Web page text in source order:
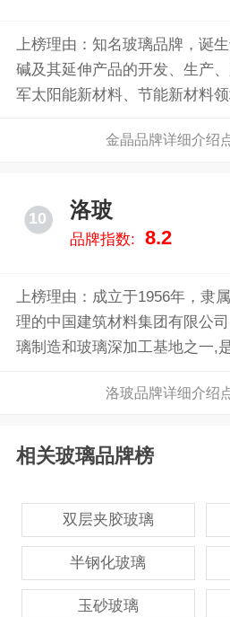
上榜理由：知名玻璃品牌，诞
碱及其延伸产品的开发、生产
军太阳能新材料、节能新材料
团在产品品质上，追求功能和
的完美结合。
金晶品牌详细介绍
10 洛玻
品牌指数: 8.2
上榜理由：成立于1956年，隶
理的中国建筑材料集团有限公
璃制造和玻璃深加工基地之一,
企业之一。经过50余年的建设
洛玻品牌详细介绍
相关玻璃品牌榜
双层夹胶玻璃
半钢化玻璃
玉砂玻璃